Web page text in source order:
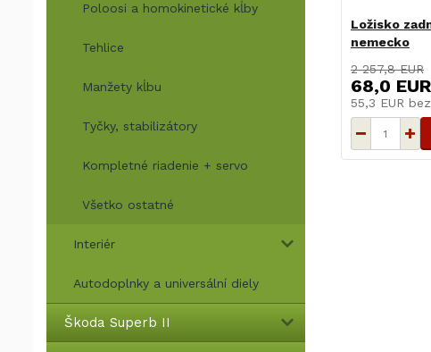
Poloosi a homokinetické kĺby
Tehlice
Manžety kĺbu
Tyčky, stabilizátory
Kompletné riadenie + servo
Všetko ostatné
Interiér
Autodoplnky a universální diely
Škoda Superb II
Ložisko
nemecko
2 257,8 EUR
68,0 EUR
55,3 EUR